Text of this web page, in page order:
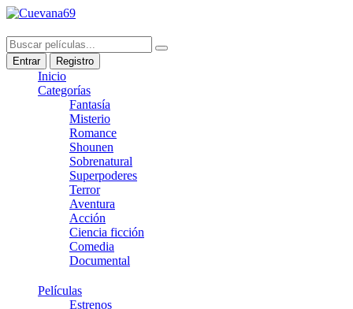
Entrar Registro
Inicio
Categorías
Fantasía
Misterio
Romance
Shounen
Sobrenatural
Superpoderes
Terror
Aventura
Acción
Ciencia ficción
Comedia
Documental
Películas
Estrenos